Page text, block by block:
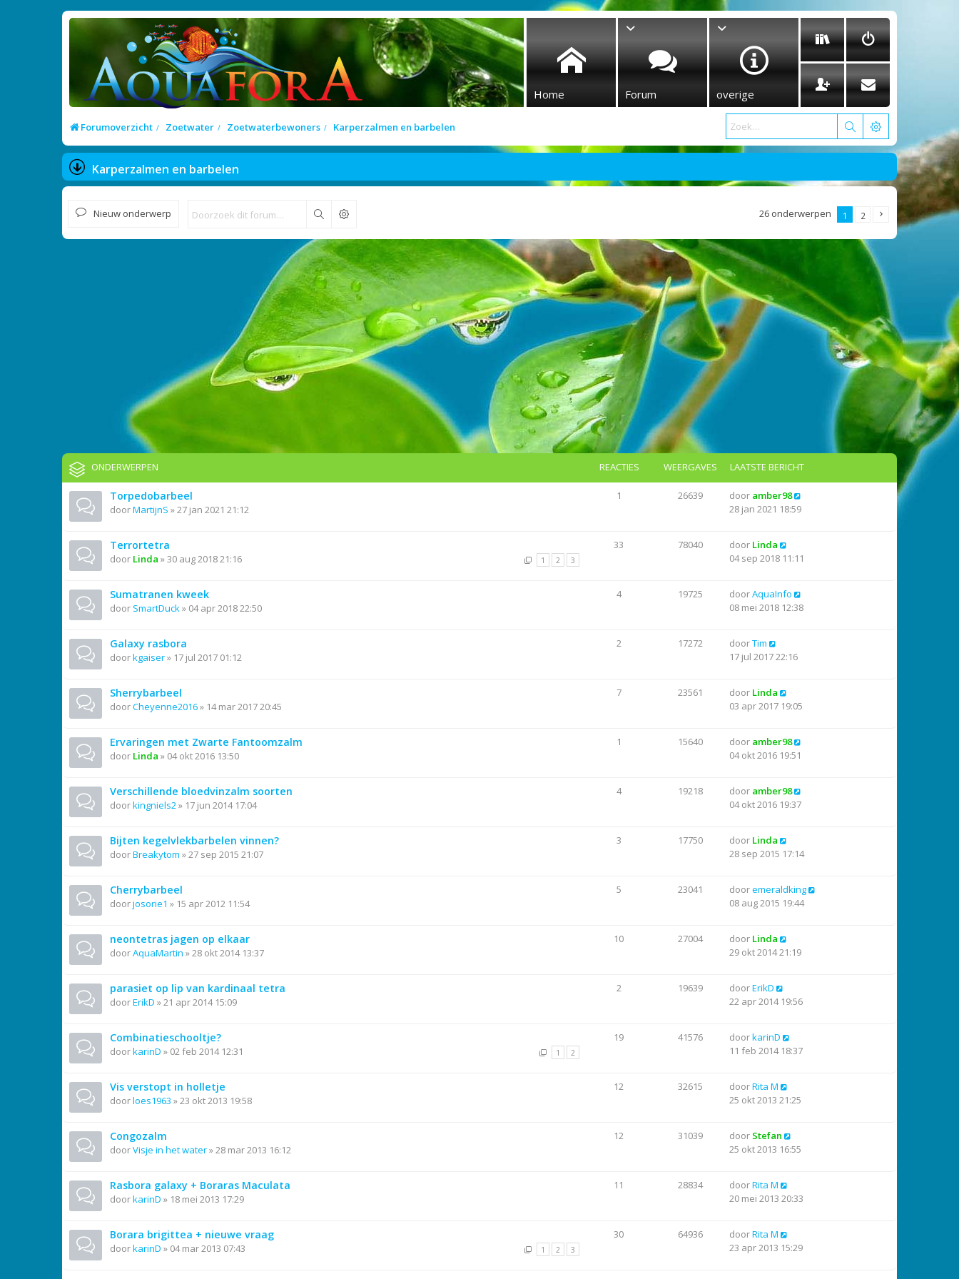
Home Forum overige
Forumoverzicht Zoetwater Zoetwaterbewoners Karperzalmen en barbelen
Karperzalmen en barbelen
Nieuw onderwerp Zoek 26 onderwerpen 1 2
ONDERWERPEN REACTIES WEERGAVES LAATSTE BERICHT
Torpedobarbeel
doorMartijnS »27 jan 2021 21:12
1 26639 door amber98
28 jan 2021 18:59
Terrortetra
door Linda »30 aug 2018 21:16 1 2 3
33 78040 door Linda
04 sep 2018 11:11
Sumatranen kweek
door SmartDuck» 04 apr 2018 22:50
4 19725 doorAquaInfo
08 mei 2018 12:38
Galaxy rasbora
doorkgaiser» 17 jul 2017 01:12
2 17272 doorTim
17 jul 2017 22:16
Sherrybarbeel
doorCheyenne2016» 14 mar 2017 20:45
7 23561 door Linda
03 apr 2017 19:05
Ervaringen met Zwarte Fantoomzalm
door Linda » 04 okt 2016 13:50
1 15640 door amber98
04 okt 2016 19:51
Verschillende bloedvinzalm soorten
doorkingniels2» 17 jun 2014 17:04
4 19218 door amber98
04 okt 2016 19:37
Bijten kegelvlekbarbelen vinnen?
doorBreakytom »27 sep 2015 21:07
3 17750 door Linda
28 sep 2015 17:14
Cherrybarbeel
doorjosorie1 » 15 apr 2012 11:54
5 23041 dooremeraldking
08 aug 2015 19:44
neontetras jagen op elkaar
doorAquaMartin »28 okt 2014 13:37
10 27004 door Linda
29 okt 2014 21:19
parasiet op lip van kardinaal tetra
doorErikD »21 apr 2014 15:09
2 19639 doorErikD
22 apr 2014 19:56
Combinatieschooltje?
doorkarinD » 02 feb 2014 12:31 1 2
19 41576 doorkarinD
11 feb 2014 18:37
Vis verstopt in holletje
doorloes1963 »23 okt 2013 19:58
12 32615 doorRita M
25 okt 2013 21:25
Congozalm
doorVisje in het water»28 mar 2013 16:12
12 31039 door Stefan
25 okt 2013 16:55
Rasbora galaxy + Boraras Maculata
doorkarinD » 18 mei 2013 17:29
11 28834 doorRita M
20 mei 2013 20:33
Borara brigittea + nieuwe vraag
doorkarinD » 04 mar 2013 07:43 1 2 3
30 64936 doorRita M
23 apr 2013 15:29